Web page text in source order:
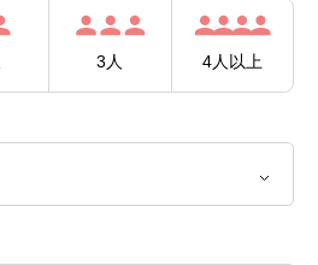
3人 4人以上